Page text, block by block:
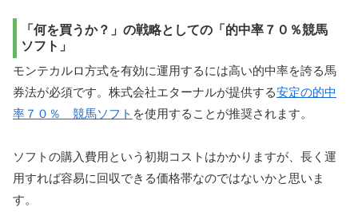
「何を買うか？」の戦略としての「的中率７０％競馬
ソフト」
モンテカルロ方式を有効に運用するには高い的中率を誇る馬
券法が必須です。株式会社エターナルが提供する安定の的中
率７０％ 競馬ソフト を使用することが推奨されます。
ソフトの購入費用という初期コストはかかりますが、長く運
用すれば容易に回収できる価格帯なのではないかと思いま
す。